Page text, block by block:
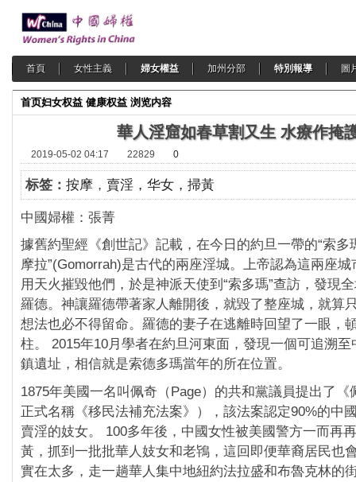
首頁 女性主義 婦女權益 加州分部 特別報導 圖
首页妇女权益 健康权益 浏览内容
華人淫窟如春草割又生 水療作掩
2019-05-02 04:17 22829 0
标签： 按摩 ， 賣淫，华女，掃黃
中國婦權：張菁
據舊約聖經《創世記》記載，在今日的約旦一帶的“索多
摩拉”(Gomorrah)是古代的兩座淫城。上帝認為這兩座
用天火摧毀他們，於是神派天使到“索多瑪”查訪，發現
羅德。神讓羅德帶著家人離開後，就毀了整座城，就算
想法也必不得留命。羅德的妻子在逃離時回望了一眼，
柱。 2015年10月學者在約旦河東面，發現一個可追溯
鎮遺址，相信就是索德多瑪當年的所在位置。
1875年美國一名叫佩奇（Page）的共和黨議員提出了《
正式名稱《移民法補充法案》），該法案認定90%的中
賣淫的妓女。 100多年後，中國女性被美國警方一而再
黃，抓到一批批華人妓女和老鴇，這回即便華裔居民也
實在太多，走一趟華人集中地紐約法拉盛和布魯克林的